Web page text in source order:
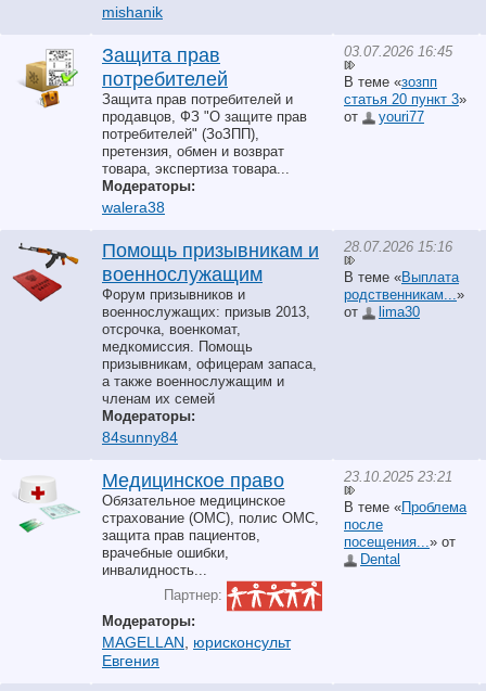
mishanik
Защита прав
потребителей
Защита прав потребителей и
продавцов, ФЗ "О защите прав
потребителей" (ЗоЗПП),
претензия, обмен и возврат
товара, экспертиза товара...
Модераторы:
walera38
03.07.2026 16:45
В теме «зозпп
статья 20 пункт 3»
от
youri77
Помощь призывникам и
военнослужащим
Форум призывников и
военнослужащих: призыв 2013,
отсрочка, военкомат,
медкомиссия. Помощь
призывникам, офицерам запаса,
а также военнослужащим и
членам их семей
Модераторы:
84sunny84
28.07.2026 15:16
В теме «Выплата
родственникам...»
от
lima30
Медицинское право
Обязательное медицинское
страхование (ОМС), полис ОМС,
защита прав пациентов,
врачебные ошибки,
инвалидность...
Партнер:
Модераторы:
MAGELLAN
юрисконсульт
Евгения
23.10.2025 23:21
В теме «Проблема
после
посещения...» от
Dental